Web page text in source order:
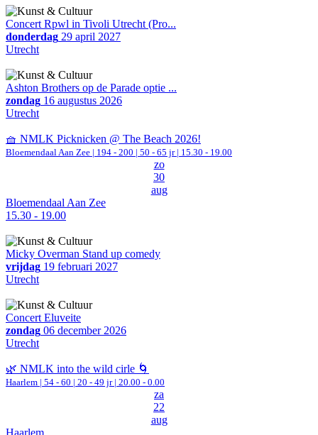
Concert Rpwl in Tivoli Utrecht (Pro...
donderdag 29 april 2027
Utrecht
Ashton Brothers op de Parade optie ...
zondag 16 augustus 2026
Utrecht
🧺 NMLK Picknicken @ The Beach 2026!
Bloemendaal Aan Zee | 194 - 200 | 50 - 65 jr | 15.30 - 19.00
zo
30
aug
Bloemendaal Aan Zee
15.30 - 19.00
Micky Overman Stand up comedy
vrijdag 19 februari 2027
Utrecht
Concert Eluveite
zondag 06 december 2026
Utrecht
🌿 NMLK into the wild cirle 🌀
Haarlem | 54 - 60 | 20 - 49 jr | 20.00 - 0.00
za
22
aug
Haarlem